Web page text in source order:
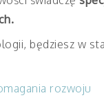
będziesz w
rozwoju